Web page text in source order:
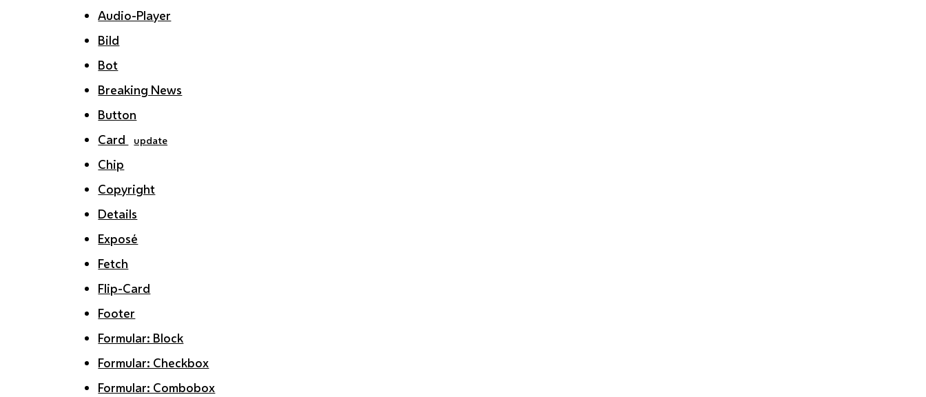
Audio-Player
Bild
Bot
Breaking News
Button
Card
update
Chip
Copyright
Details
Exposé
Fetch
Flip-Card
Footer
Formular: Block
Formular: Checkbox
Formular: Combobox